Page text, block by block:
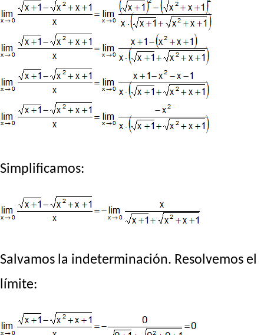
Simplificamos:
Salvamos la indeterminación. Resolvemos el
límite: